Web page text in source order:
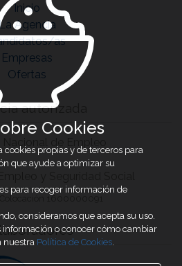
Inicio
La Agencia
as
Empresas
Ofertas
autorizada
1600000091
Cookies
cookies propias y de terceros para
que ayude a optimizar su
para recoger información de
consideramos que acepta su uso.
información o conocer cómo cambiar
nuestra Política de Cookies.